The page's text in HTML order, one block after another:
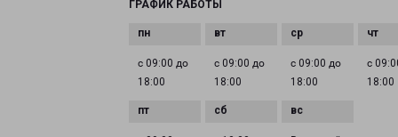
ГРАФИК РАБОТЫ
с 09:00 до
18:00
с 09:00 до
18:00
с 09:00 до
18:00
с
18:00